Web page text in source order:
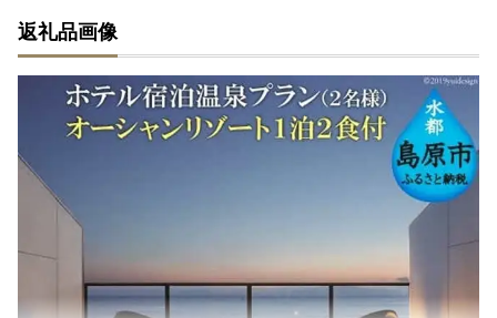
返礼品画像